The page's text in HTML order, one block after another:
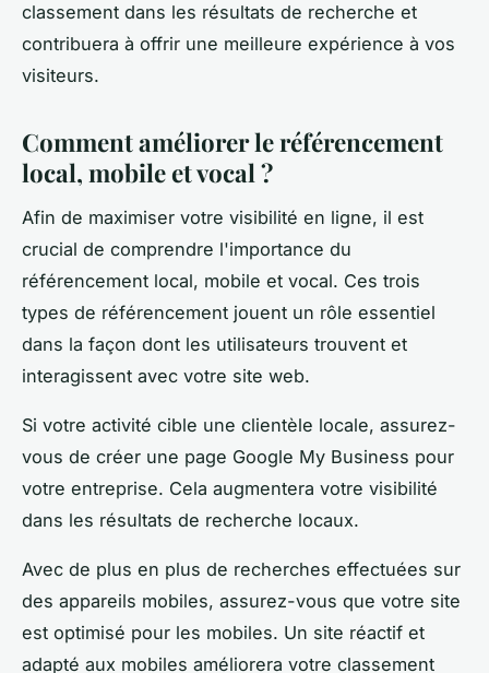
classement dans les résultats de recherche et
contribuera à offrir une meilleure expérience à vos
visiteurs.
Comment améliorer le référencement
local, mobile et vocal ?
Afin de maximiser votre visibilité en ligne, il est
crucial de comprendre l'importance du
référencement local, mobile et vocal. Ces trois
types de référencement jouent un rôle essentiel
dans la façon dont les utilisateurs trouvent et
interagissent avec votre site web.
Si votre activité cible une clientèle locale, assurez-
vous de créer une page Google My Business pour
votre entreprise. Cela augmentera votre visibilité
dans les résultats de recherche locaux.
Avec de plus en plus de recherches effectuées sur
des appareils mobiles, assurez-vous que votre site
est optimisé pour les mobiles. Un site réactif et
adapté aux mobiles améliorera votre classement